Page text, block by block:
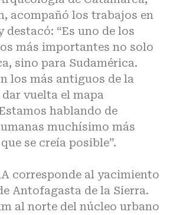
acompañó los trabajos en
destacó: “Es uno de los
más importantes no solo
sino para Sudamérica.
los más antiguos de la
vuelta el mapa
hablando de
muchísimo más
se creía posible”.
corresponde al yacimiento
Antofagasta de la Sierra.
al norte del núcleo urbano